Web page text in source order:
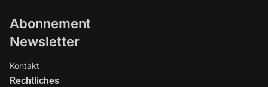
Abonnement
Newsletter
Kontakt
Rechtliches